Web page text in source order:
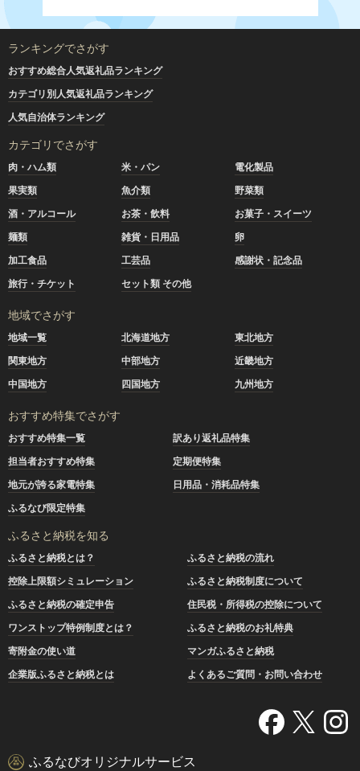
ランキングでさがす
おすすめ総合人気返礼品ランキング
カテゴリ別人気返礼品ランキング
人気自治体ランキング
カテゴリでさがす
肉・ハム類 米・パン
電化製品
果実類
魚介類
野菜類
酒・アルコール
お茶・飲料
お菓子・スイーツ
麺類
雑貨・日用品
卵
加工食品
工芸品
感謝状・記念品
旅行・チケット
セット類 その他
地域でさがす
地域一覧 北海道地方
東北地方
関東地方
中部地方
近畿地方
中国地方
四国地方 九州地方
おすすめ特集でさがす
おすすめ特集一覧
訳あり返礼品特集
担当者おすすめ特集
定期便特集
地元が誇る家電特集
日用品・消耗品特集
ふるなび限定特集
ふるさと納税を知る
ふるさと納税とは？
ふるさと納税の流れ
控除上限額シミュレーション
ふるさと納税制度について
ふるさと納税の確定申告
住民税・所得税の控除について
ワンストップ特例制度とは？
ふるさと納税のお礼特典
寄附金の使い道
マンガふるさと納税
企業版ふるさと納税とは
よくあるご質問・お問い合わせ
ふるなびオリジナルサービス